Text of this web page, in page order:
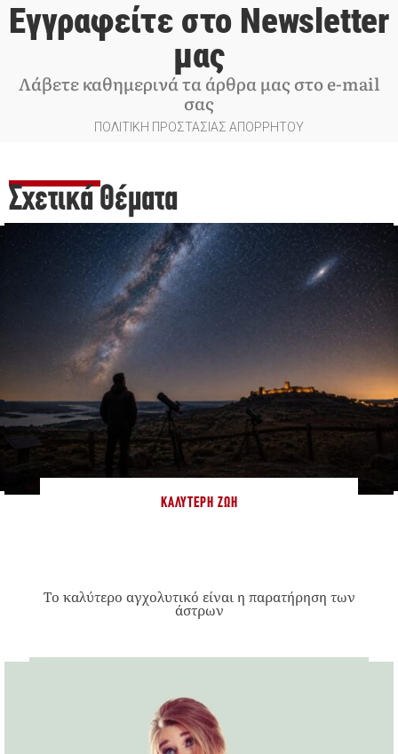
Εγγραφείτε στο Newsletter
μας
Λάβετε καθημερινά τα άρθρα μας στο e-mail
σας
ΠΟΛΙΤΙΚΗ ΠΡΟΣΤΑΣΙΑΣ ΑΠΟΡΡΗΤΟΥ
Σχετικά Θέματα
ΚΑΛΎΤΕΡΗ ΖΩΉ
Το καλύτερο αγχολυτικό είναι η παρατήρηση των
άστρων